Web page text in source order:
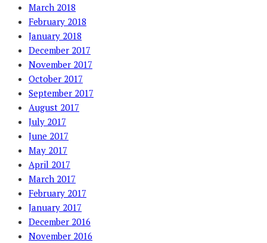
March 2018
February 2018
January 2018
December 2017
November 2017
October 2017
September 2017
August 2017
July 2017
June 2017
May 2017
April 2017
March 2017
February 2017
January 2017
December 2016
November 2016